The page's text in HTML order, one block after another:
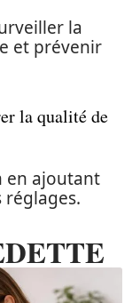
la
et prévenir
la qualité de
en ajoutant